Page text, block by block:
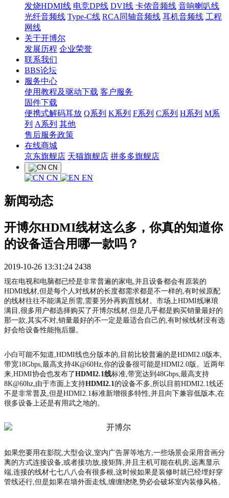
发烧HDMI线 电竞DP线 DVI线 卡侬音频线 音响喇叭线
光纤音频线 Type-C线 RCA同轴音频线 耳机音频线 工程
网线
关于开博尔
发展历程 企业荣誉
联系我们
BBS论坛
服务中心
使用教程及驱动下载 客户服务
固件下载
便携式解码耳放 Q系列 K系列 F系列 C系列 H系列 M系
列 A系列 其他
售后服务政策
在线商城
京东旗舰店 天猫旗舰店 拼多多旗舰店
CN
CN EN
新闻动态
开博尔HDMI线材这么多，你真的知道你
的设备适合用哪一款吗？
2019-10-26 13:31:24 2438
现在电视和电脑都已经是非常普遍的家电,并且设备都会有原装的
HDMI线材,但是每个人对线材的长度都需求都是不一样的,有时候原配
的线材往往不能满足所需,需要另外再购置线材。市场上HDMI线琳琅
满目,很多用户都选择购买了开博尔线材,但是几乎都是购买销量最好的
那一款,其实不对,销量最好的不一定是最适合自己的,有时候线材没有选
好会给设备性能拖后腿。
小白可能不知道,HDMI线也分版本的,目前比较普遍的是HDMI2.0版本,
带宽18Gbps,最高支持4K@60Hz,你的设备很可能是HDMI2.0版。近两年
来,HDMI协会也发布了HDMI2.1线标准,带宽达到48Gbps,最高支持
8K@60hz,由于市面上支持HDMI2.1 的设备不多,所以目前HDMI2.1线还
不是非常普及,但是HDMI2.1标准新增很多特性,并且向下兼容低版本,在
很多设备上还是有用武之地的。
如果您要用在影院,大型会议,室内广告屏等地方,一些场景会采用音画分
离的方式连接设备,或者接功放,接矩阵,并且主机可能在机房,远离显示
端,连接的线材七七八八会有很多根,这时候如果是装修时就已经埋好穿
管线还行,但是如果在墙外面走线,缠缠绕绕,势必会破坏室内装修风格。